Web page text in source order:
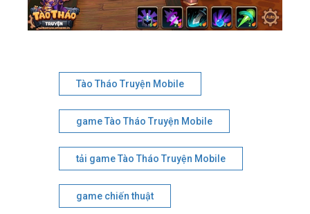
Tào Tháo Truyện Mobile
game Tào Tháo Truyện Mobile
tải game Tào Tháo Truyện Mobile
game chiến thuật